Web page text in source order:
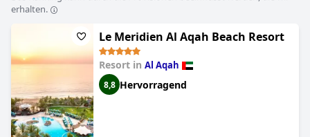
erhalten.
Le Meridien Al Aqah Beach Resort
Resort in Al Aqah
8,8 Hervorragend